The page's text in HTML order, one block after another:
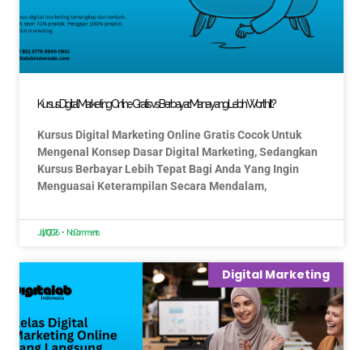
Kursus Digital Marketing Online Gratis vs Berbayar: Mana yang Lebih Worth It?
Kursus Digital Marketing Online Gratis Cocok Untuk
Mengenal Konsep Dasar Digital Marketing, Sedangkan
Kursus Berbayar Lebih Tepat Bagi Anda Yang Ingin
Menguasai Keterampilan Secara Mendalam,
July 10, 2026 No Comments
Digital Marketing